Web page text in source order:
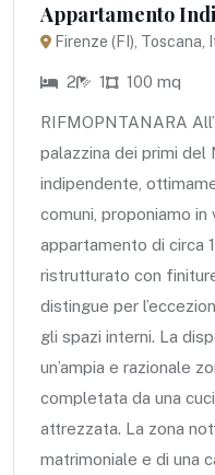
Appartamento
Firenze (FI), Toscana,
2 1 100 mq
RIFMOPNTANARA
palazzina dei primi del
indipendente,
comuni, proponiamo
appartamento di circa
ristrutturato con
distingue per
gli spazi interni. La
un’ampia e razionale
completata da una
attrezzata. La zona
matrimoniale e di una